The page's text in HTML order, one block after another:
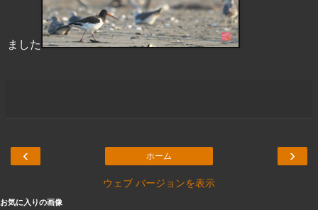
ました
‹ ›
ホーム
ウェブ バージョンを表示
お気に入りの画像